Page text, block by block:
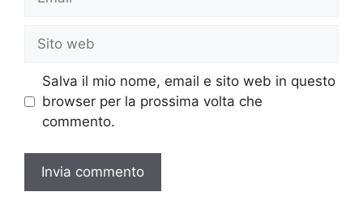
Sito
web
Salva il mio nome, email e sito web in questo
browser per la prossima volta che
commento.